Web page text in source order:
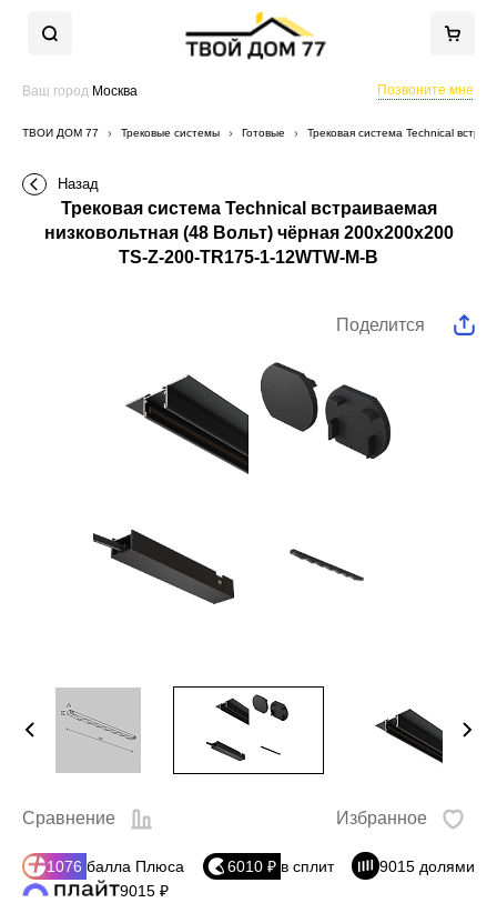
Ваш город Москва Позвоните мне
ТВОЙ ДОМ 77 Трековые системы Готовые Трековая система Technical
Назад
Трековая система Technical встраиваемая
низковольтная (48 Вольт) чёрная 200x200x200
TS-Z-200-TR175-1-12WTW-M-B
Поделится
Сравнение Избранное
1076 балла Плюса 6010 ₽ в сплит
9015 долями
9015 ₽